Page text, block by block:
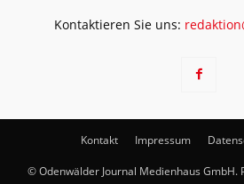
Kontaktieren Sie uns:
Kontakt Impressum
© Odenwälder Journal Medienhaus GmbH.